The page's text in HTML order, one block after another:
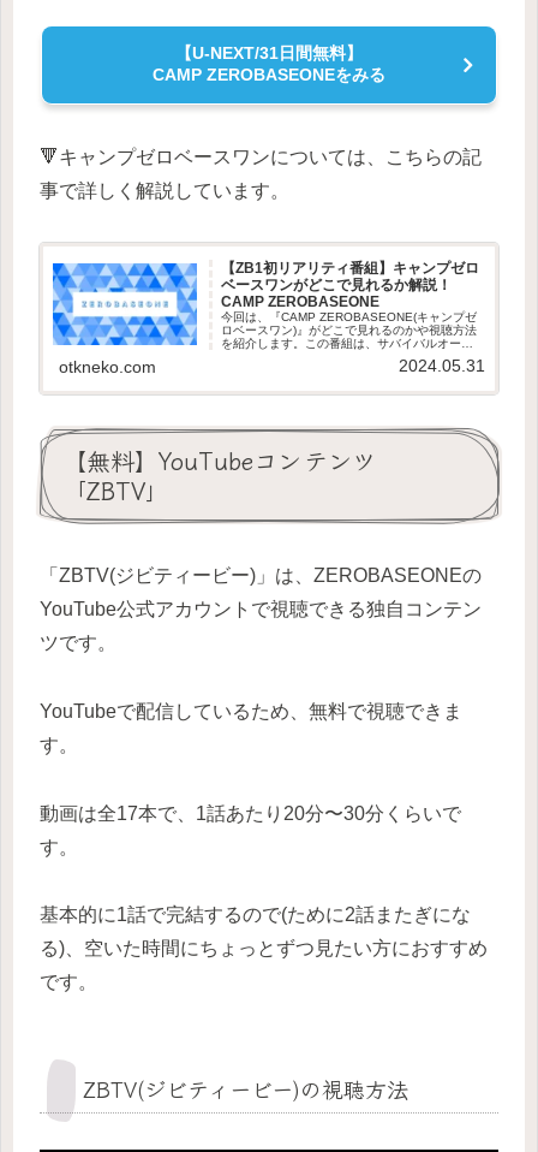
【U-NEXT/31日間無料】
CAMP ZEROBASEONEをみる
🔻キャンプゼロベースワンについては、こちらの記
事で詳しく解説しています。
【ZB1初リアリティ番組】キャンプゼロ
ベースワンがどこで見れるか解説！
CAMP ZEROBASEONE
今回は、『CAMP ZEROBASEONE(キャンプゼ
ロベースワン)』がどこで見れるのかや視聴方法
を紹介します。この番組は、サバイバルオーデ
「ZEROBASEONE(ゼロベースワン)」初のリ
otkneko.com 2024.05.31
【無料】YouTubeコンテンツ
「ZBTV」
「ZBTV(ジビティービー)」は、ZEROBASEONEの
YouTube公式アカウントで視聴できる独自コンテン
ツです。
YouTubeで配信しているため、無料で視聴できま
す。
動画は全17本で、1話あたり20分〜30分くらいで
す。
基本的に1話で完結するので(ために2話またぎにな
る)、空いた時間にちょっとずつ見たい方におすすめ
です。
ZBTV(ジビティービー)の視聴方法